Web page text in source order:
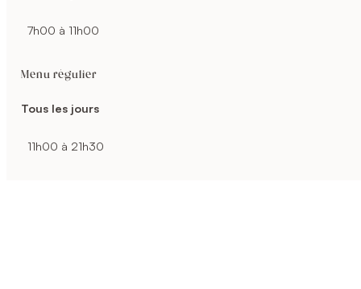
7h00 à 11h00
Menu régulier
Tous les jours
11h00 à 21h30